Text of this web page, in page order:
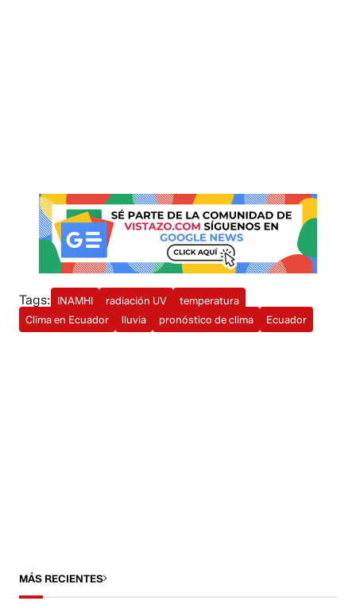
Tags: INAMHI radiación UV
temperatura
Clima en Ecuador
lluvia pronóstico de clima Ecuador
MÁS RECIENTES